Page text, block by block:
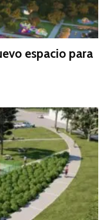
espacio para